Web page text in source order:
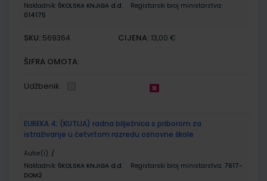
Nakladnik: ŠKOLSKA KNJIGA d.d.
Registarski broj ministarstva:
014175
SKU: 569364 CIJENA: 13,00 €
ŠIFRA OMOTA:
Udžbenik
EUREKA 4; (KUTIJA) radna bilježnica s priborom za
istraživanje u četvrtom razredu osnovne škole
Autor(i): /
Nakladnik: ŠKOLSKA KNJIGA d.d. Registarski broj ministarstva: 7617-
DOM2